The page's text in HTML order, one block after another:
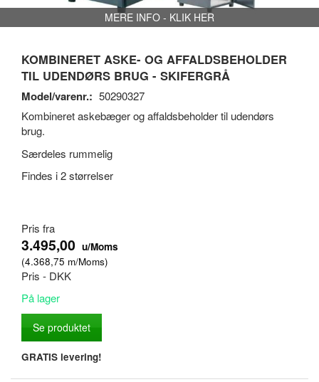
MERE INFO - KLIK HER
KOMBINERET ASKE- OG AFFALDSBEHOLDER
TIL UDENDØRS BRUG - SKIFERGRÅ
Model/varenr.: 50290327
Kombineret askebæger og affaldsbeholder til udendørs
brug.
Særdeles rummelig
Findes i 2 størrelser
Pris fra
3.495,00 u/Moms
(4.368,75 m/Moms)
Pris - DKK
På lager
Se produktet
GRATIS levering!